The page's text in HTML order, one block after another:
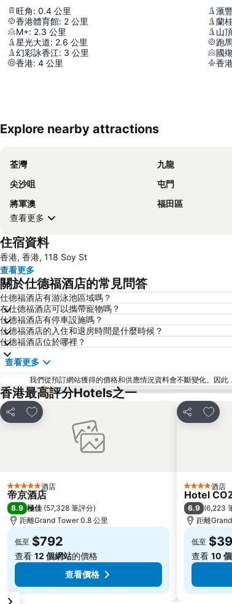
旺角: 0.4 公里
香港體育館: 2 公里
M+: 2.3 公里
星光大道: 2.6 公里
幻彩詠香江: 3 公里
香港: 4 公里
滙
蘭
山
跑
國
香
Explore nearby attractions
荃灣 九龍
尖沙咀
屯門
將軍澳
福田區
查看更多
住宿資料
香港, 香港, 118 Soy St
查看更多
關於仕德福酒店的常見問答
仕德福酒店有游泳池區域嗎？
在仕德福酒店可以攜帶寵物嗎？
仕德福酒店有停車設施嗎？
仕德福酒店的入住和退房時間是什麼時候？
仕德福酒店位於哪裡？
查看更多
我們從預訂網站獲得的價格和供應情況資料會不斷變化。因
香港最高評分Hotels之一
分享
放到收藏夾
5 星級 酒店
帝京酒店
8.9 極佳 (57,328 筆評分)
距離Grand Tower 0.8 公里
低至 $792
查看 12 個網站的價格
查看價格
分享
放到收
4 星級 酒店
Hotel
6.9 (6,223
距離
低至
查看 10